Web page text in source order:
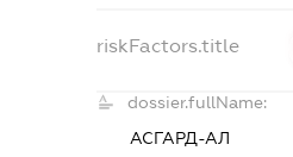
riskFactors.title
dossier.fullName:
АСГАРД-АЛ